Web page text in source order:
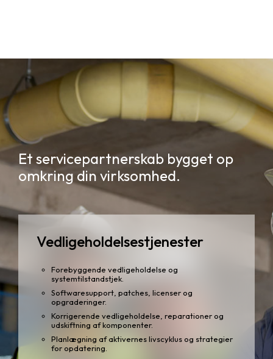
Et servicepartnerskab bygget op
omkring din virksomhed.
Vedligeholdelsestjenester
Forebyggende vedligeholdelse og
systemtilstandstjek.
Softwaresupport, patches, licenser og
opgraderinger.
Korrigerende vedligeholdelse, reparationer og
udskiftning af komponenter.
Planlægning af aktivernes livscyklus og strategier
for opdatering.